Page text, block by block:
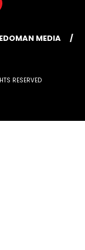
MEDIA
RESERVED